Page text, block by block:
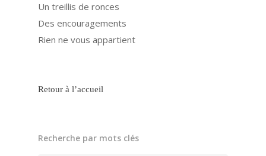
Un treillis de ronces
Des encouragements
Rien ne vous appartient
Retour à l’accueil
Recherche par mots clés